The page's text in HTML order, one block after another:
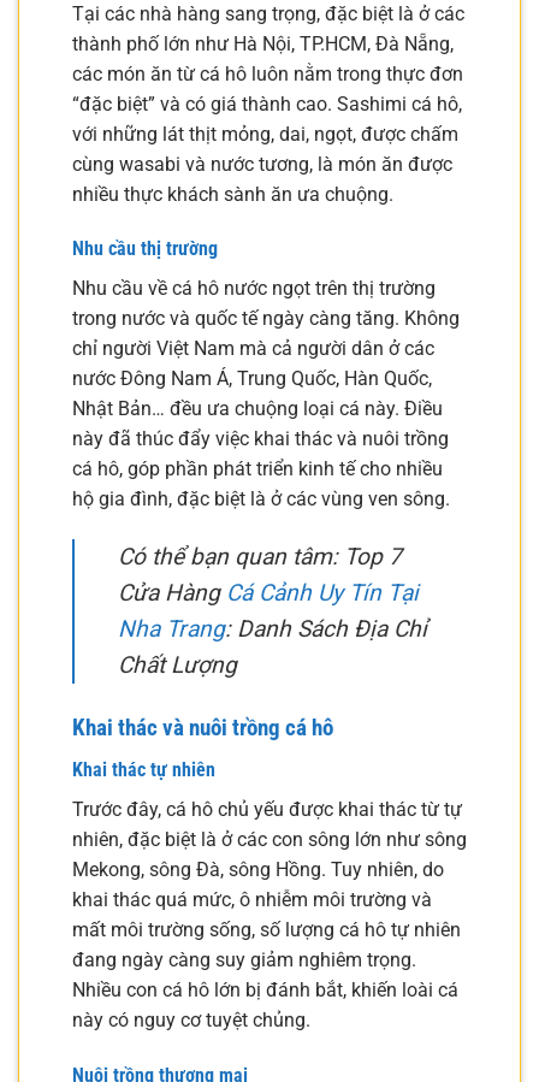
Tại các nhà hàng sang trọng, đặc biệt là ở các
thành phố lớn như Hà Nội, TP.HCM, Đà Nẵng,
các món ăn từ cá hô luôn nằm trong thực đơn
“đặc biệt” và có giá thành cao. Sashimi cá hô,
với những lát thịt mỏng, dai, ngọt, được chấm
cùng wasabi và nước tương, là món ăn được
nhiều thực khách sành ăn ưa chuộng.
Nhu cầu thị trường
Nhu cầu về cá hô nước ngọt trên thị trường
trong nước và quốc tế ngày càng tăng. Không
chỉ người Việt Nam mà cả người dân ở các
nước Đông Nam Á, Trung Quốc, Hàn Quốc,
Nhật Bản… đều ưa chuộng loại cá này. Điều
này đã thúc đẩy việc khai thác và nuôi trồng
cá hô, góp phần phát triển kinh tế cho nhiều
hộ gia đình, đặc biệt là ở các vùng ven sông.
Có thể bạn quan tâm: Top 7
Cửa Hàng Cá Cảnh Uy Tín Tại
Nha Trang: Danh Sách Địa Chỉ
Chất Lượng
Khai thác và nuôi trồng cá hô
Khai thác tự nhiên
Trước đây, cá hô chủ yếu được khai thác từ tự
nhiên, đặc biệt là ở các con sông lớn như sông
Mekong, sông Đà, sông Hồng. Tuy nhiên, do
khai thác quá mức, ô nhiễm môi trường và
mất môi trường sống, số lượng cá hô tự nhiên
đang ngày càng suy giảm nghiêm trọng.
Nhiều con cá hô lớn bị đánh bắt, khiến loài cá
này có nguy cơ tuyệt chủng.
Nuôi trồng thương mại